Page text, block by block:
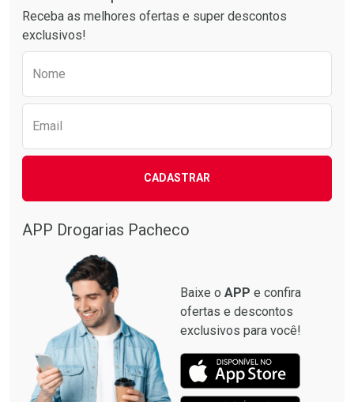
Receba as melhores ofertas e super descontos
exclusivos!
Nome
Email
CADASTRAR
APP Drogarias Pacheco
Baixe o APP e confira
ofertas e descontos
exclusivos para você!